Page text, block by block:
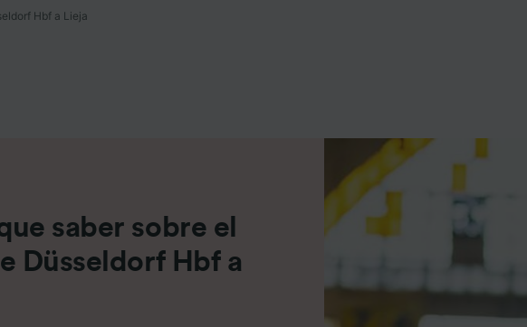
Hbf a Lieja
saber sobre el
Düsseldorf Hbf a
Lista de asociados (proveedores)